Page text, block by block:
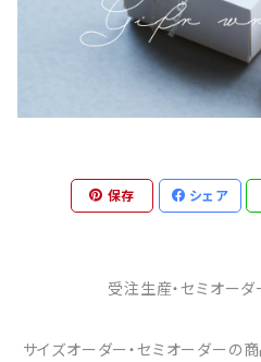
保存 シェア
受注生産・セミオー
サイズオーダー・セミオーダーの